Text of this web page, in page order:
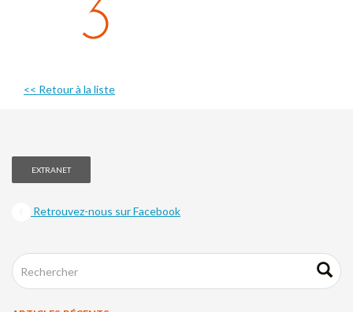
<< Retour à la liste
EXTRANET
Retrouvez-nous sur Facebook